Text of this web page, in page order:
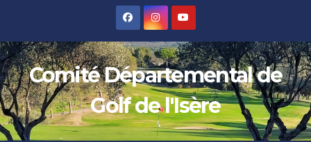
content
Comité Départemental de
Golf de l'Isère